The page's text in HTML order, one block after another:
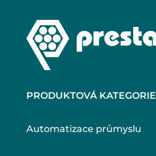
PRODUKTOVÁ KATEGORIE
Automatizace průmyslu